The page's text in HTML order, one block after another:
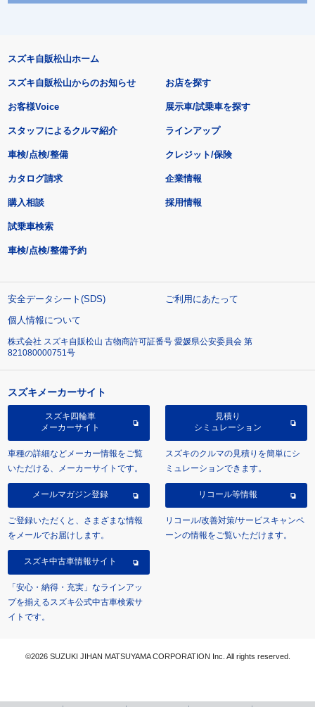
スズキ自販松山ホーム
スズキ自販松山からのお知らせ
お客様Voice
スタッフによるクルマ紹介
お店を探す
展示車/試乗車を探す
ラインアップ
車検/点検/整備 クレジット/保険
カタログ請求
購入相談
試乗車検索
車検/点検/整備予約
企業情報
採用情報
安全データシート(SDS)
ご利用にあたって
個人情報について
株式会社 スズキ自販松山 古物商許可証番号 愛媛県公安委員会 第
821080000751号
スズキメーカーサイト
スズキ四輪車
メーカーサイト
車種の詳細などメーカー情報をご覧
いただける、メーカーサイトです。
見積り
シミュレーション
スズキのクルマの見積りを簡単にシ
ミュレーションできます。
メールマガジン登録
ご登録いただくと、さまざまな情報
をメールでお届けします。
リコール等情報
リコール/改善対策/サービスキャンペ
ーンの情報をご覧いただけます。
スズキ中古車情報サイト
「安心・納得・充実」なラインアッ
プを揃えるスズキ公式中古車検索サ
イトです。
©2026 SUZUKI JIHAN MATSUYAMA CORPORATION Inc. All rights reserved.